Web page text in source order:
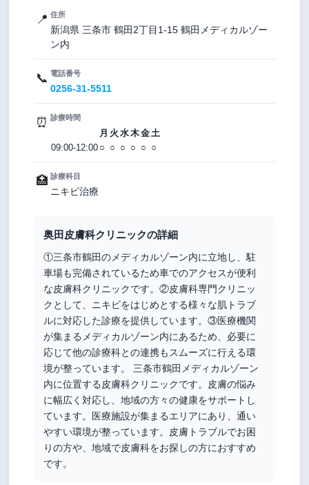
📍 住所
新潟県 三条市 鶴田2丁目1-15 鶴田メディカルゾー
ン内
📞 電話番号
0256-31-5511
⏰ 診療時間
月 火 水木金 土
09:00-12:00 ○ ○ ○ ○ ○ ○
🏥 診療科目
ニキビ治療
奥田皮膚科クリニックの詳細
①三条市鶴田のメディカルゾーン内に立地し、駐
車場も完備されているため車でのアクセスが便利
な皮膚科クリニックです。②皮膚科専門クリニッ
クとして、ニキビをはじめとする様々な肌トラブ
ルに対応した診療を提供しています。③医療機関
が集まるメディカルゾーン内にあるため、必要に
応じて他の診療科との連携もスムーズに行える環
境が整っています。 三条市鶴田メディカルゾーン
内に位置する皮膚科クリニックです。皮膚の悩み
に幅広く対応し、地域の方々の健康をサポートし
ています。医療施設が集まるエリアにあり、通い
やすい環境が整っています。皮膚トラブルでお困
りの方や、地域で皮膚科をお探しの方におすすめ
です。